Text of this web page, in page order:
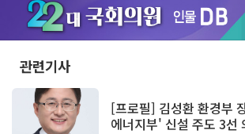
관련기사
[프로필] 김성환 환경부
에너지부' 신설 주도 3선